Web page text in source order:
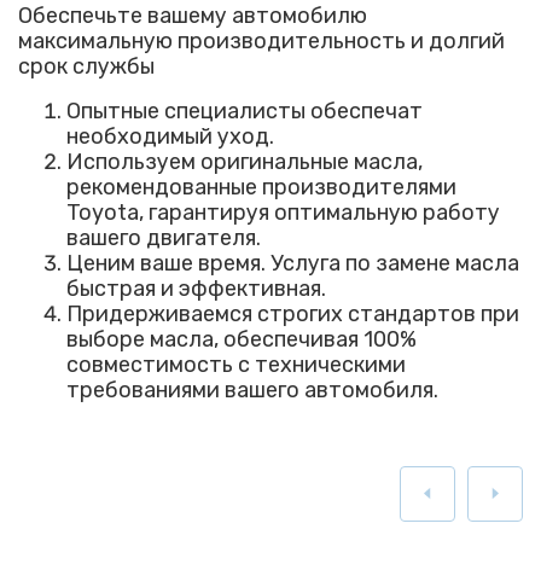
Обеспечьте вашему автомобилю
максимальную производительность и долгий
срок службы
Опытные специалисты обеспечат
необходимый уход.
Используем оригинальные масла,
рекомендованные производителями
Toyota, гарантируя оптимальную работу
вашего двигателя.
Ценим ваше время. Услуга по замене масла
быстрая и эффективная.
Придерживаемся строгих стандартов при
выборе масла, обеспечивая 100%
совместимость с техническими
требованиями вашего автомобиля.